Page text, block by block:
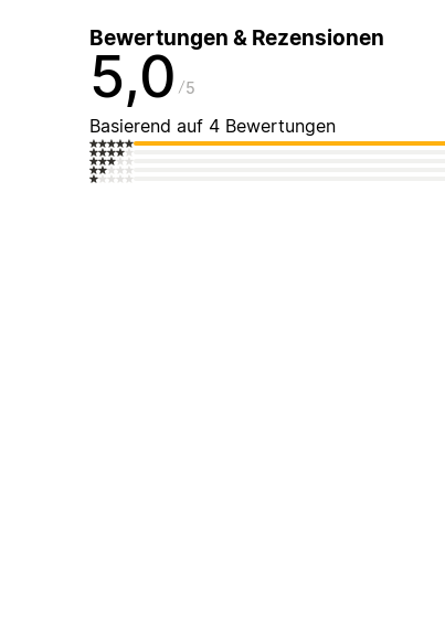
Bewertungen & Rezensionen
5,0 5
Basierend auf 4 Bewertungen